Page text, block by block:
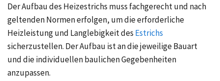
Der Aufbau des Heizestrichs muss fachgerecht und nach
geltenden Normen erfolgen, um die erforderliche
Heizleistung und Langlebigkeit des Estrichs
sicherzustellen. Der Aufbau ist an die jeweilige Bauart
und die individuellen baulichen Gegebenheiten
anzupassen.